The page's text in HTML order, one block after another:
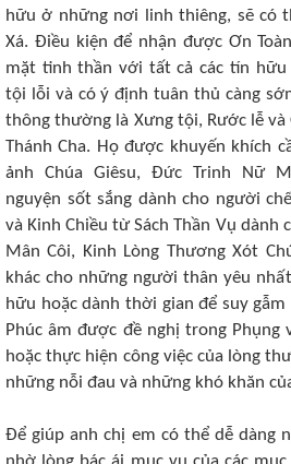
hữu ở những nơi linh thiêng, sẽ có
Xá. Điều kiện để nhận được Ơn
mặt tinh thần với tất cả các tín
tội lỗi và có ý định tuân thủ càng
thông thường là Xưng tội, Rước lễ và
Thánh Cha. Họ được khuyến khích
ảnh Chúa Giêsu, Đức Trinh Nữ
nguyện sốt sắng dành cho người
và Kinh Chiều từ Sách Thần Vụ dành
Mân Côi, Kinh Lòng Thương Xót
khác cho những người thân yêu
hữu hoặc dành thời gian để suy
Phúc âm được đề nghị trong Phụng
hoặc thực hiện công việc của lòng
những nỗi đau và những khó khăn
Để giúp anh chị em có thể dễ dàng